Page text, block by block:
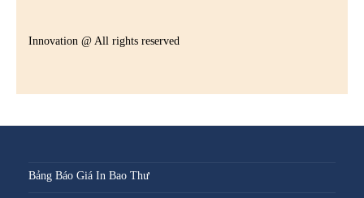
Innovation @ All rights reserved
Bảng Báo Giá In Bao Thư